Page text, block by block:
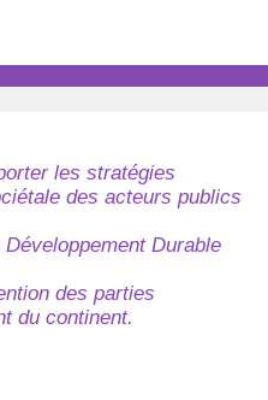
les stratégies
des acteurs publics
Durable
des parties
du continent.